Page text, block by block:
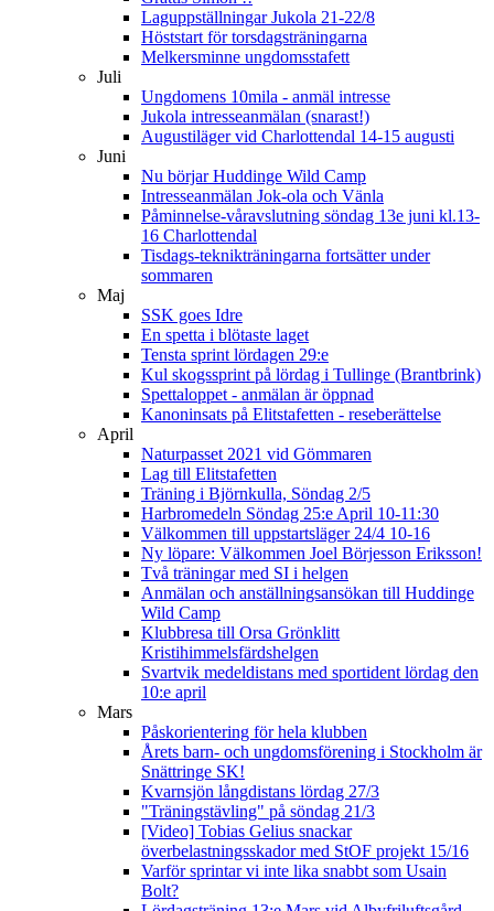
Laguppställningar Jukola 21-22/8
Höststart för torsdagsträningarna
Melkersminne ungdomsstafett
Juli
Ungdomens 10mila - anmäl intresse
Jukola intresseanmälan (snarast!)
Augustiläger vid Charlottendal 14-15 augusti
Juni
Nu börjar Huddinge Wild Camp
Intresseanmälan Jok-ola och Vänla
Påminnelse-våravslutning söndag 13e juni kl.13-
16 Charlottendal
Tisdags-teknikträningarna fortsätter under
sommaren
Maj
SSK goes Idre
En spetta i blötaste laget
Tensta sprint lördagen 29:e
Kul skogssprint på lördag i Tullinge (Brantbrink)
Spettaloppet - anmälan är öppnad
Kanoninsats på Elitstafetten - reseberättelse
April
Naturpasset 2021 vid Gömmaren
Lag till Elitstafetten
Träning i Björnkulla, Söndag 2/5
Harbromedeln Söndag 25:e April 10-11:30
Välkommen till uppstartsläger 24/4 10-16
Ny löpare: Välkommen Joel Börjesson Eriksson!
Två träningar med SI i helgen
Anmälan och anställningsansökan till Huddinge
Wild Camp
Klubbresa till Orsa Grönklitt
Kristihimmelsfärdshelgen
Svartvik medeldistans med sportident lördag den
10:e april
Mars
Påskorientering för hela klubben
Årets barn- och ungdomsförening i Stockholm är
Snättringe SK!
Kvarnsjön långdistans lördag 27/3
"Träningstävling" på söndag 21/3
[Video] Tobias Gelius snackar
överbelastningsskador med StOF projekt 15/16
Varför sprintar vi inte lika snabbt som Usain
Bolt?